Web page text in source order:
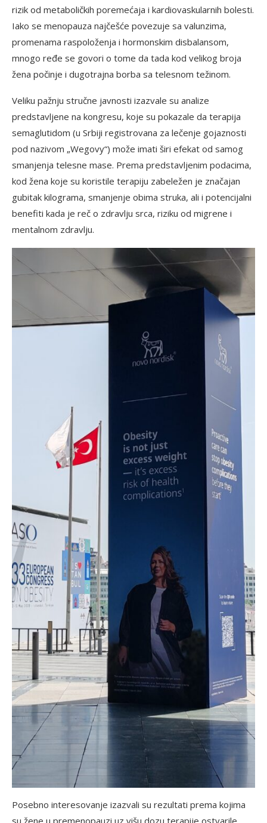
rizik od metaboličkih poremećaja i kardiovaskularnih bolesti.
Iako se menopauza najčešće povezuje sa valunzima,
promenama raspoloženja i hormonskim disbalansom,
mnogo ređe se govori o tome da tada kod velikog broja
žena počinje i dugotrajna borba sa telesnom težinom.
Veliku pažnju stručne javnosti izazvale su analize
predstavljene na kongresu, koje su pokazale da terapija
semaglutidom (u Srbiji registrovana za lečenje gojaznosti
pod nazivom „Wegovy“) može imati širi efekat od samog
smanjenja telesne mase. Prema predstavljenim podacima,
kod žena koje su koristile terapiju zabeležen je značajan
gubitak kilograma, smanjenje obima struka, ali i potencijalni
benefiti kada je reč o zdravlju srca, riziku od migrene i
mentalnom zdravlju.
Posebno interesovanje izazvali su rezultati prema kojima
su žene u premenopauzi uz višu dozu terapije ostvarile